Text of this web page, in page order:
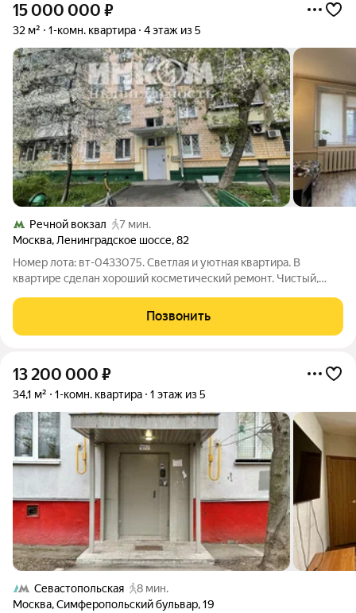
15 000 000 ₽
32 м² 1-комн. квартира 4 этаж из 5
Речной вокзал
7 мин.
Москва, Ленинградское шоссе,82
Номер лота: вт-0433075. Светлая и уютная квартира. В
квартире сделан хороший косметический ремонт. Чистый,
зеленый двор! Установлена кухня и необходимая мебель для
комфортного проживания.
Позвонить
13 200 000 ₽
34,1 м² 1-комн. квартира 1 этаж из 5
Севастопольская
8 мин.
Москва,Симферопольский бульвар,19